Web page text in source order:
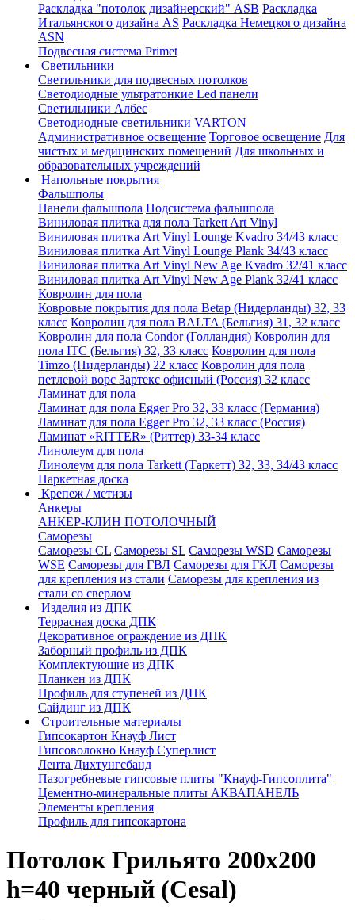
Раскладка "потолок дизайнерский" ASB Раскладка
Итальянского дизайна AS Раскладка Немецкого дизайна
АSN
Подвесная система Primet
Светильники
Светильники для подвесных потолков
Светодиодные ультратонкие Led панели
Светильники Албес
Светодиодные светильники VARTON
Административное освещение Торговое освещение Для
чистых и медицинских помещений Для школьных и
образовательных учреждений
Напольные покрытия
Фальшполы
Панели фальшпола Подсистема фальшпола
Виниловая плитка для пола Tarkett Art Vinyl
Виниловая плитка Art Vinyl Lounge Kvadro 34/43 класс
Виниловая плитка Art Vinyl Lounge Plank 34/43 класс
Виниловая плитка Art Vinyl New Age Kvadro 32/41 класс
Виниловая плитка Art Vinyl New Age Plank 32/41 класс
Ковролин для пола
Ковровые покрытия для пола Betap (Нидерланды) 32, 33
класс Ковролин для пола BALTA (Бельгия) 31, 32 класс
Ковролин для пола Condor (Голландия) Ковролин для
пола ITC (Бельгия) 32, 33 класс Ковролин для пола
Timzo (Нидерланды) 22 класс Ковролин для пола
петлевой ворс Зартекс офисный (Россия) 32 класс
Ламинат для пола
Ламинат для пола Egger Pro 32, 33 класс (Германия)
Ламинат для пола Egger Pro 32, 33 класс (Россия)
Ламинат «RITTER» (Риттер) 33-34 класс
Линолеум для пола
Линолеум для пола Tarkett (Таркетт) 32, 33, 34/43 класс
Паркетная доска
Крепеж / метизы
Анкеры
АНКЕР-КЛИН ПОТОЛОЧНЫЙ
Саморезы
Саморезы CL Саморезы SL Саморезы WSD Саморезы
WSE Саморезы для ГВЛ Саморезы для ГКЛ Саморезы
для крепления из стали Саморезы для крепления из
стали со сверлом
Изделия из ДПК
Террасная доска ДПК
Декоративное ограждение из ДПК
Заборный профиль из ДПК
Комплектующие из ДПК
Планкен из ДПК
Профиль для ступеней из ДПК
Сайдинг из ДПК
Строительные материалы
Гипсокартон Кнауф Лист
Гипсоволокно Кнауф Суперлист
Лента Дихтунгсбанд
Пазогребневые гипсовые плиты "Кнауф-Гипсоплита"
Цементно-минеральные плиты АКВАПАНЕЛЬ
Элементы крепления
Профиль для гипсокартона
Потолок Грильято 200x200
h=40 черный (Cesal)